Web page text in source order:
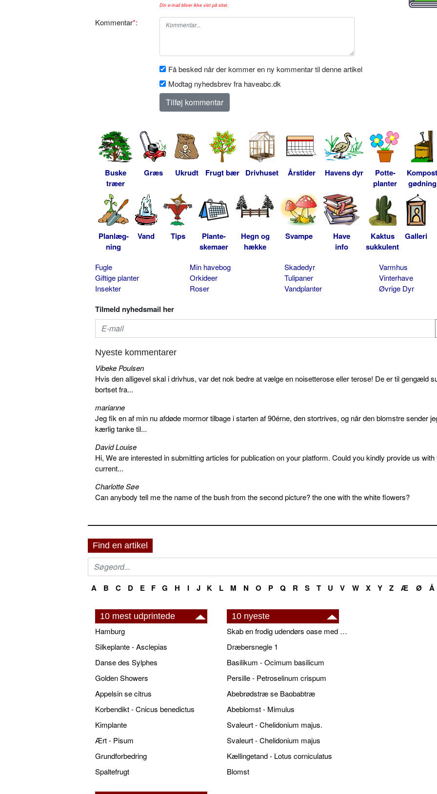
Din e-mail bliver ikke vist på sitet.
Kommentar*:
Få besked når der kommer en ny kommentar til denne artikel
Modtag nyhedsbrev fra haveabc.dk
Buske
træer
Græs Ukrudt Frugt bær Drivhuset Årstider Havens dyr
Potte-
planter
Kompost
gødning
Planlæg-
ning
Vand Tips
Plante-
skemaer
Hegn og
hække
Svampe
Have
info
Kaktus
sukkulent
Galleri
Fugle
Giftige planter
Insekter
Min havebog
Orkideer
Roser
Skadedyr
Tulipaner
Vandplanter
Varmhus
Vinterhave
Øvrige Dyr
Tilmeld nyhedsmail her
Nyeste kommentarer
Vibeke Poulsen
Hvis den alligevel skal i drivhus, var det nok bedre at vælge en noisetterose eller terose! De er til gengæld
bortset fra...
marianne
Jeg fik en af min nu afdøde mormor tilbage i starten af 90érne, den stortrives, og når den blomstre sender
kærlig tanke til...
David Louise
Hi, We are interested in submitting articles for publication on your platform. Could you kindly provide us with
current...
Charlotte Søe
Can anybody tell me the name of the bush from the second picture? the one with the white flowers?
Find en artikel
A B C D E F G H I J K L M N O P Q R S T U V W X Y Z Æ Ø Å
10 mest udprintede
Hamburg
Silkeplante - Asclepias
Danse des Sylphes
Golden Showers
Appelsin se citrus
Korbendikt - Cnicus benedictus
Kimplante
Ært - Pisum
Grundforbedring
Spaltefrugt
10 nyeste
Skab en frodig udendørs oase med smukke plantekrukker og elegante espalier
Dræbersnegle 1
Basilikum - Ocimum basilicum
Persille - Petroselinum crispum
Abebrødstræ se Baobabtræ
Abeblomst - Mimulus
Svaleurt - Chelidonium majus.
Svaleurt - Chelidonium majus
Kællingetand - Lotus corniculatus
Blomst